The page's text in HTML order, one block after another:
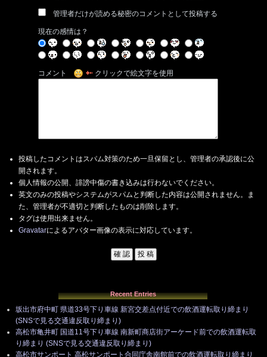
管理者だけが読める秘密のコメントとして投稿する
現在の感情は？
コメント クリックで絵文字を使用
投稿したコメントはスパム対策のため一旦保留とし、管理者の承認後に公
開されます。
個人情報の公開、誹謗中傷の書き込みは行わないでください。
英文のみの投稿やシステムがスパムと判断した内容は公開されません。ま
た、管理者が不適切と判断したものは削除します。
タグは使用出来ません。
Gravatarによるアバター画像の表示に対応しています。
Recent Entries
坂出市府中町 県道33号下り車線 新宮交差点付近での飲酒運転取り締まり
(SNSで見る交通違反取り締まり)
高松市亀井町 国道11号下り車線 南新町商店街アーケード前での飲酒運転取
り締まり (SNSで見る交通違反取り締まり)
高松市サンポート 高松サンポート合同庁舎南館前での飲酒運転取り締まり